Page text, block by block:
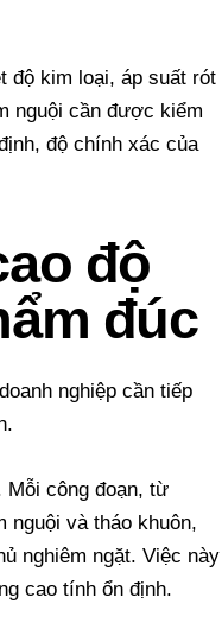
độ kim loại, áp suất rót
nguội cần được kiểm
độ chính xác của
độ
đúc
nghiệp cần tiếp
Mỗi công đoạn, từ
nguội và tháo khuôn,
nghiêm ngặt. Việc này
cao tính ổn định.